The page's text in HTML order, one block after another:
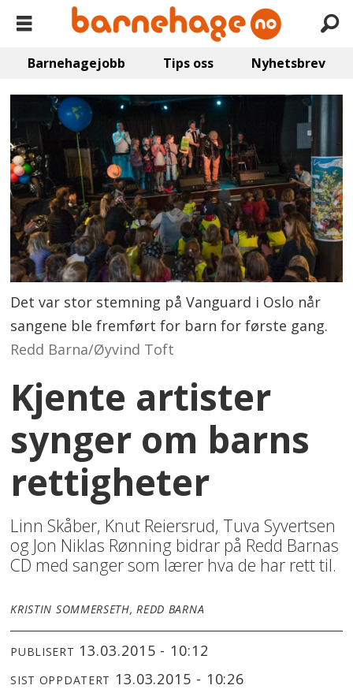
Barnehagejobb Tips oss Nyhetsbrev
Det var stor stemning på Vanguard i Oslo når
sangene ble fremført for barn for første gang.
Redd Barna/Øyvind Toft
Kjente artister
synger om barns
rettigheter
Linn Skåber, Knut Reiersrud, Tuva Syvertsen
og Jon Niklas Rønning bidrar på Redd Barnas
CD med sanger som lærer hva de har rett til.
KRISTIN SOMMERSETH, REDD BARNA
PUBLISERT 13.03.2015 - 10:12
SIST OPPDATERT 13.03.2015 - 10:26